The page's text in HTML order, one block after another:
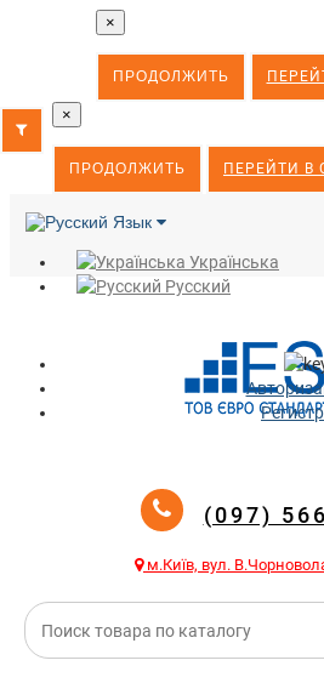
×
ПРОДОЛЖИТЬ
×
ПРОДОЛЖИТЬ ПЕРЕЙТИ В
Язык
Українська
Русский
(097)
м.Київ, вул.